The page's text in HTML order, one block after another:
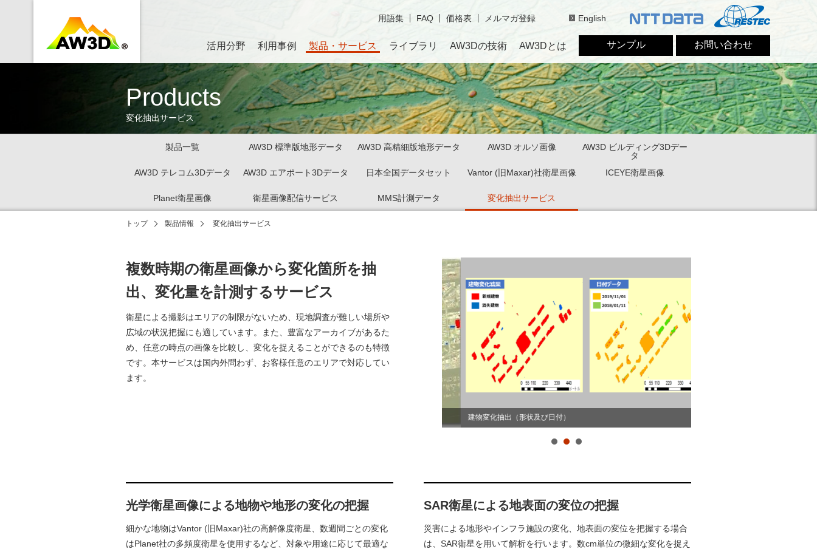
用語集 FAQ 価格表 メルマガ登録 English
活用分野 利用事例 製品・サービス ライブラリ AW3Dの技術 AW3Dとは サンプル お問い合わせ
Products
変化抽出サービス
製品一覧 AW3D 標準版地形データ AW3D 高精細版地形データ AW3D オルソ画像
AW3D ビルディング3Dデー
タ
AW3D テレコム3Dデータ
AW3D エアポート3Dデータ 日本全国データセット Vantor (旧Maxar)社衛星画像 ICEYE衛星画像
Planet衛星画像 衛星画像配信サービス MMS計測データ 変化抽出サービス
トップ 製品情報 変化抽出サービス
複数時期の衛星画像から変化箇所を抽
出、変化量を計測するサービス
衛星による撮影はエリアの制限がないため、現地調査が難しい場所や
広域の状況把握にも適しています。また、豊富なアーカイブがあるた
め、任意の時点の画像を比較し、変化を捉えることができるのも特徴
です。本サービスは国内外問わず、お客様任意のエリアで対応してい
ます。
建物変化抽出（形状及び日付）
光学衛星画像による地物や地形の変化の把握
細かな地物はVantor (旧Maxar)社の高解像度衛星、数週間ごとの変化
はPlanet社の多頻度衛星を使用するなど、対象や用途に応じて最適な
SAR衛星による地表面の変位の把握
災害による地形やインフラ施設の変化、地表面の変位を把握する場合
は、SAR衛星を用いて解析を行います。数cm単位の微細な変化を捉え